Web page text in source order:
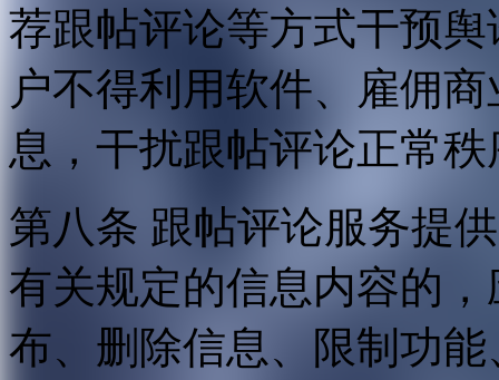
荐跟帖评论等方式干预
户不得利用软件、雇佣
息，干扰跟帖评论正常
第八条 跟帖评论服务提
有关规定的信息内容的
布、删除信息、限制功